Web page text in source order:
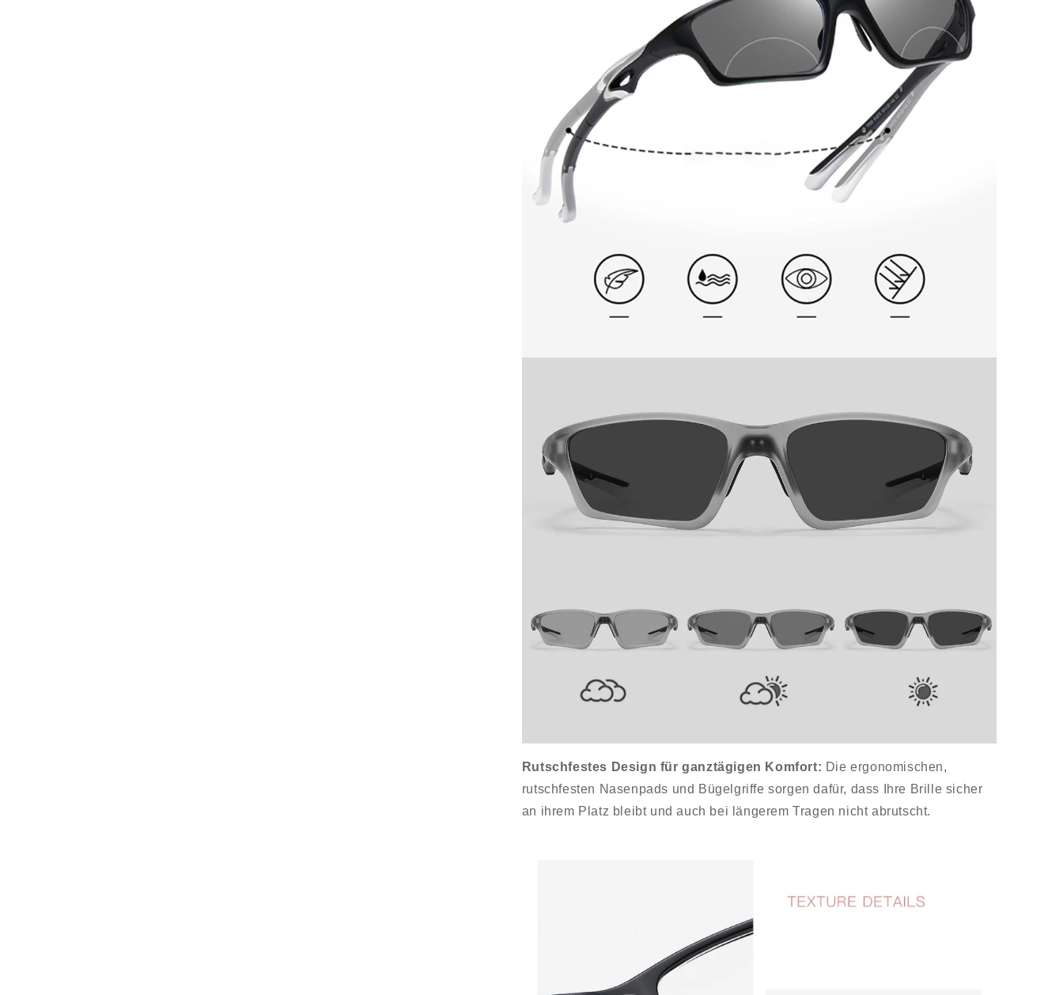
Rutschfestes Design für ganztägigen Komfort: Die ergonomischen,
rutschfesten Nasenpads und Bügelgriffe sorgen dafür, dass Ihre Brille sicher
an ihrem Platz bleibt und auch bei längerem Tragen nicht abrutscht.